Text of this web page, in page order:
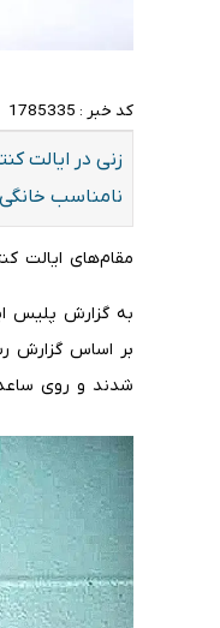
کد خبر : 1785335
نامناسب
مقام‌های ایالت کنتاکی
بر اساس گزارش
شدند و روی